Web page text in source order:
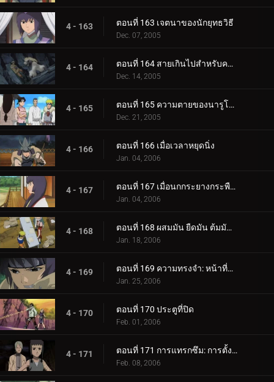
4 - 163 ตอนที่ 163 เจตนาของนักยุทธวิธี
Dec. 07, 2005
4 - 164 ตอนที่ 164 สายเกินไปสำหรับความช่วยเหลือ
Dec. 14, 2005
4 - 165 ตอนที่ 165 ความตายของนารูโตะ
Dec. 21, 2005
4 - 166 ตอนที่ 166 เมื่อเวลาหยุดนิ่ง
Jan. 04, 2006
4 - 167 ตอนที่ 167 เมื่อนกกระยางกระพือปีก
Jan. 04, 2006
4 - 168 ตอนที่ 168 ผสมมัน ยืดมัน ต้มมันขึ้นมา! เผาหม้อทองแดงเผา!
Jan. 18, 2006
4 - 169 ตอนที่ 169 ความทรงจำ: หน้าที่หายไป
Jan. 25, 2006
4 - 170 ตอนที่ 170 ประตูที่ปิด
Feb. 01, 2006
4 - 171 ตอนที่ 171 การแทรกซึม: การตั้งค่า!
Feb. 08, 2006